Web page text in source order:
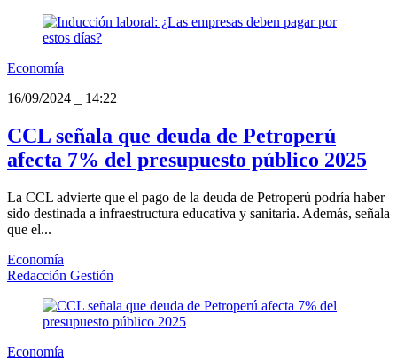
Economía
16/09/2024
14:22
CCL señala que deuda de Petroperú
afecta 7% del presupuesto público 2025
La CCL advierte que el pago de la deuda de Petroperú podría haber
sido destinada a infraestructura educativa y sanitaria. Además, señala
que el...
Economía
Redacción Gestión
Economía